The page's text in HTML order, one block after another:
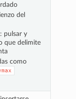
del
pulsar y
que delimite
como